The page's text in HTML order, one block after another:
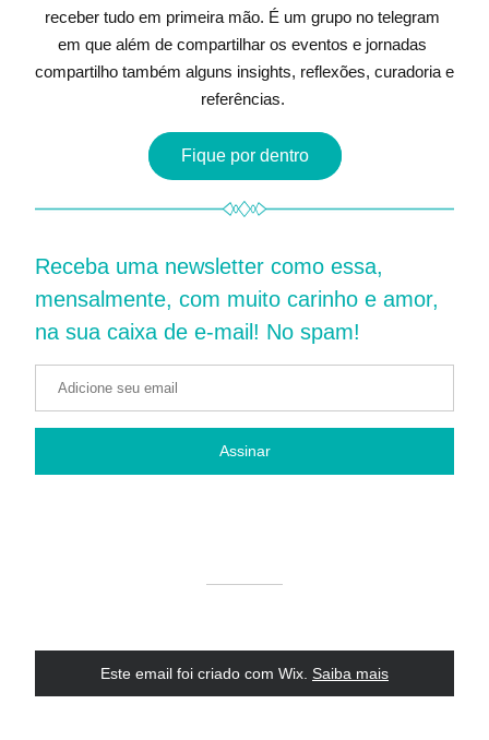
receber tudo em primeira mão. É um grupo no telegram
em que além de compartilhar os eventos e jornadas
compartilho também alguns insights, reflexões, curadoria e
referências.
Fique por dentro
Receba uma newsletter como essa,
mensalmente, com muito carinho e amor,
na sua caixa de e-mail! No spam!
Assinar
Este email foi criado com Wix. Saiba mais